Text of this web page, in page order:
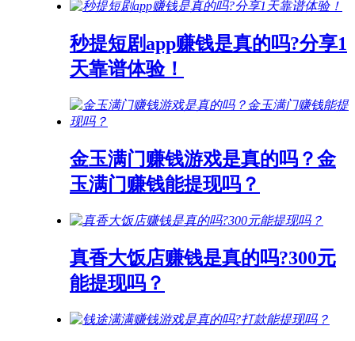
秒提短剧app赚钱是真的吗?分享1
天靠谱体验！
金玉满门赚钱游戏是真的吗？金
玉满门赚钱能提现吗？
真香大饭店赚钱是真的吗?300元
能提现吗？